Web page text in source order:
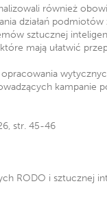
również
działań
sztucznej
mają ułatwić
opracowania
kampanie
str. 45-46
RODO i sztucznej